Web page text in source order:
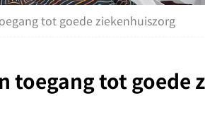
tot goede ziekenhuiszorg
toegang tot goede